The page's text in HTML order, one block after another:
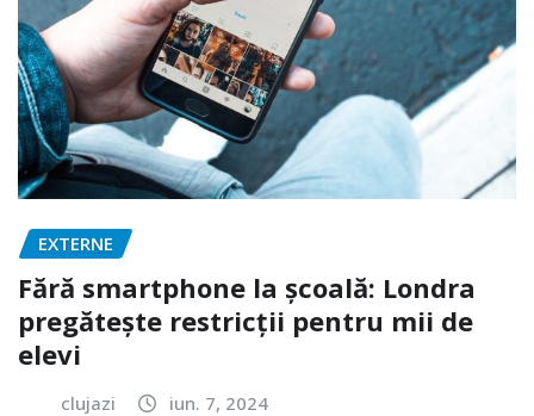
EXTERNE
Fără smartphone la școală: Londra
pregătește restricții pentru mii de
elevi
clujazi iun. 7, 2024